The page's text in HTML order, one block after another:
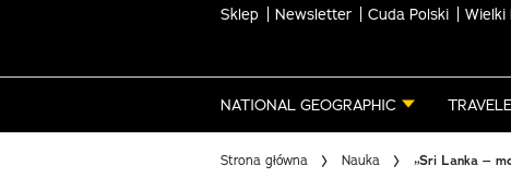
Sklep Newsletter Cuda Polski Wielki
NATIONAL GEOGRAPHIC
Strona główna Nauka „Sri Lanka –